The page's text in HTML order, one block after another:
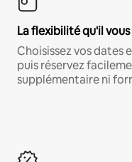
La flexibilité qu'il
Choisissez vos dates
puis réservez
supplémentaire ni